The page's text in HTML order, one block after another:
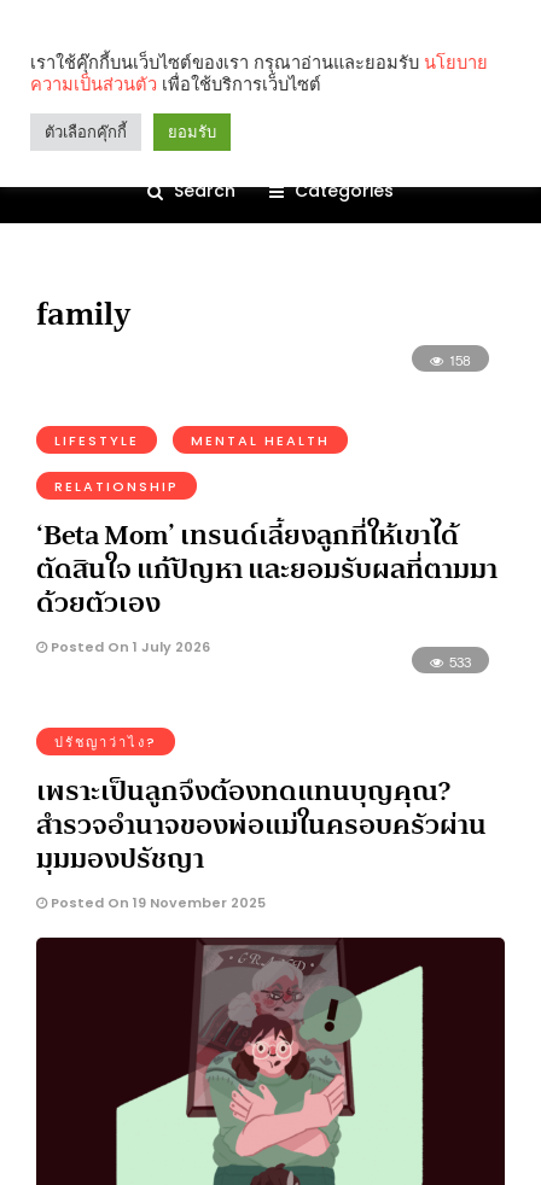
Search Categories
family
158
LIFESTYLE MENTAL HEALTH
RELATIONSHIP
‘Beta Mom’ เทรนด์เลี้ยงลูกที่ให้เขาได้
ตัดสินใจ แก้ปัญหา และยอมรับผลที่ตามมา
ด้วยตัวเอง
Posted On 1 July 2026
533
ปรัชญาว่าไง?
เพราะเป็นลูกจึงต้องทดแทนบุญคุณ?
สำรวจอำนาจของพ่อแม่ในครอบครัวผ่าน
มุมมองปรัชญา
Posted On 19 November 2025
เราใช้คุ๊กกี้บนเว็บไซต์ของเรา กรุณาอ่านและยอมรับ นโยบาย
ความเป็นส่วนตัว เพื่อใช้บริการเว็บไซต์
ตัวเลือกคุ๊กกี้ ยอมรับ